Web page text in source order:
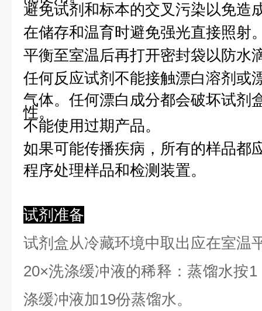
避免试剂和标本的交叉污染以免造
在储存和温育时避免强光直接照射
平衡至室温后再打开密封袋以防水
任何反应试剂不能接触漂白溶剂或
气体。任何漂白成分都会破坏试剂
性。
不能使用过期产品。
如果可能传播疾病，所有的样品都
程序处理样品和检测装置。
试剂准备
试剂盒从冷藏环境中取出应在室温
20×洗涤缓冲液的稀释：蒸馏水按
涤缓冲液加19份蒸馏水。